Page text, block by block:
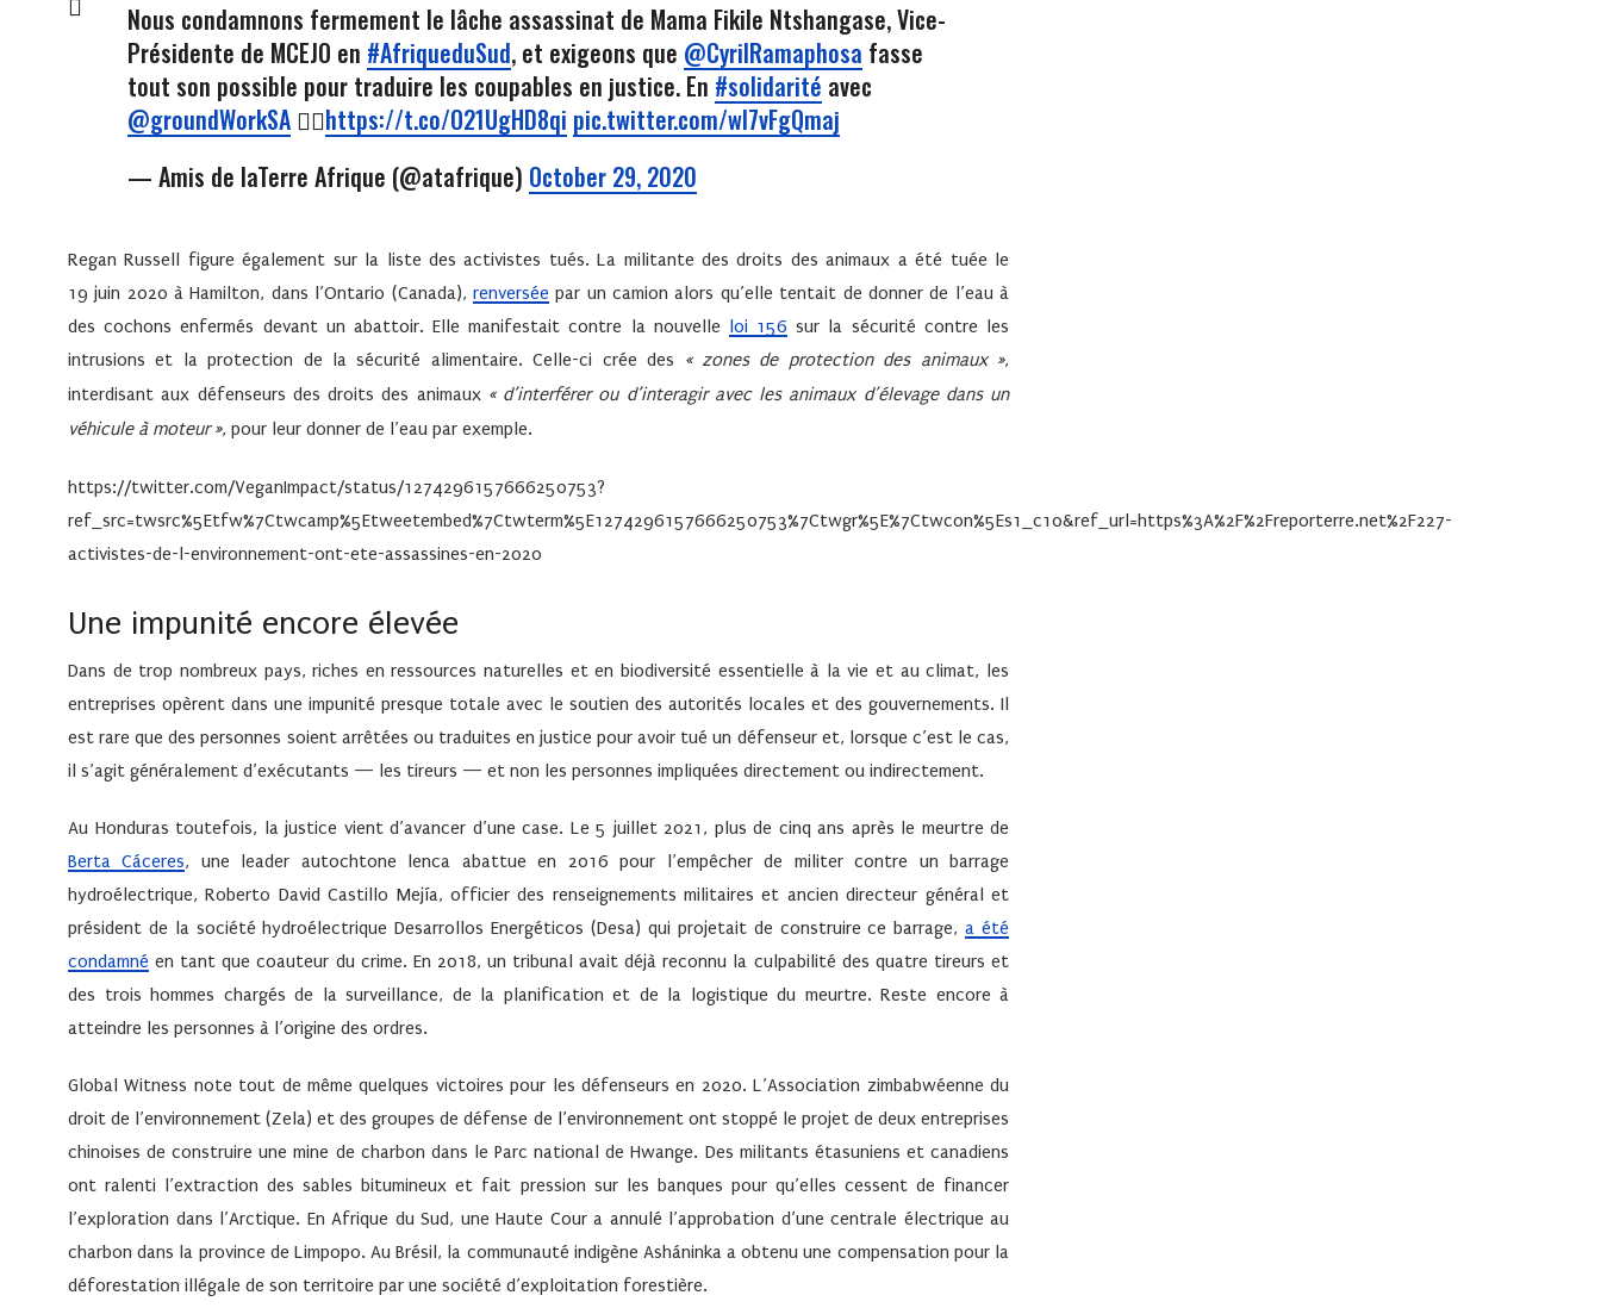
Nous condamnons fermement le lâche assassinat de Mama Fikile Ntshangase, Vice-
Présidente de MCEJO en #AfriqueduSud, et exigeons que @CyrilRamaphosa fasse
tout son possible pour traduire les coupables en justice. En #solidarité avec
@groundWorkSA ✊🏿https://t.co/O21UgHD8qi pic.twitter.com/wI7vFgQmaj
— Amis de laTerre Afrique (@atafrique) October 29, 2020
Regan Russell figure également sur la liste des activistes tués. La militante des droits des animaux a été tuée le
19 juin 2020 à Hamilton, dans l’Ontario (Canada), renversée par un camion alors qu’elle tentait de donner de l’eau à
des cochons enfermés devant un abattoir. Elle manifestait contre la nouvelle loi 156 sur la sécurité contre les
intrusions et la protection de la sécurité alimentaire. Celle-ci crée des « zones de protection des animaux »,
interdisant aux défenseurs des droits des animaux « d’interférer ou d’interagir avec les animaux d’élevage dans un
véhicule à moteur », pour leur donner de l’eau par exemple.
https://twitter.com/VeganImpact/status/1274296157666250753?
ref_src=twsrc%5Etfw%7Ctwcamp%5Etweetembed%7Ctwterm%5E1274296157666250753%7Ctwgr%5E%7Ctwcon%5Es1_c10&ref_url=https%3A%2F%2Freporterre.net%2F227-
activistes-de-l-environnement-ont-ete-assassines-en-2020
Une impunité encore élevée
Dans de trop nombreux pays, riches en ressources naturelles et en biodiversité essentielle à la vie et au climat, les
entreprises opèrent dans une impunité presque totale avec le soutien des autorités locales et des gouvernements. Il
est rare que des personnes soient arrêtées ou traduites en justice pour avoir tué un défenseur et, lorsque c’est le cas,
il s’agit généralement d’exécutants — les tireurs — et non les personnes impliquées directement ou indirectement.
Au Honduras toutefois, la justice vient d’avancer d’une case. Le 5 juillet 2021, plus de cinq ans après le meurtre de
Berta Cáceres, une leader autochtone lenca abattue en 2016 pour l’empêcher de militer contre un barrage
hydroélectrique, Roberto David Castillo Mejía, officier des renseignements militaires et ancien directeur général et
président de la société hydroélectrique Desarrollos Energéticos (Desa) qui projetait de construire ce barrage,a été
condamné en tant que coauteur du crime. En 2018, un tribunal avait déjà reconnu la culpabilité des quatre tireurs et
des trois hommes chargés de la surveillance, de la planification et de la logistique du meurtre. Reste encore à
atteindre les personnes à l’origine des ordres.
Global Witness note tout de même quelques victoires pour les défenseurs en 2020. L’Association zimbabwéenne du
droit de l’environnement (Zela) et des groupes de défense de l’environnement ont stoppé le projet de deux entreprises
chinoises de construire une mine de charbon dans le Parc national de Hwange. Des militants étasuniens et canadiens
ont ralenti l’extraction des sables bitumineux et fait pression sur les banques pour qu’elles cessent de financer
l’exploration dans l’Arctique. En Afrique du Sud, une Haute Cour a annulé l’approbation d’une centrale électrique au
charbon dans la province de Limpopo. Au Brésil, la communauté indigène Asháninka a obtenu une compensation pour la
déforestation illégale de son territoire par une société d’exploitation forestière.